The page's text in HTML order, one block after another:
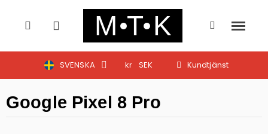
SVENSKA kr SEK Kundtjänst
Google Pixel 8 Pro